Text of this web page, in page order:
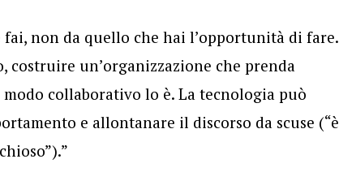
non da quello che hai l’opportunità di fare.
costruire un’organizzazione che prenda
collaborativo lo è. La tecnologia può
e allontanare il discorso da scuse (“è